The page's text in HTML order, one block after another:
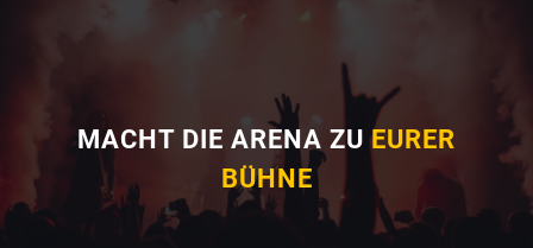
MACHT DIE ARENA ZUEURER
BÜHNE